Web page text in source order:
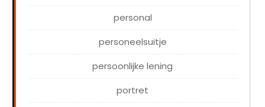
personal
personeelsuitje
persoonlijke lening
portret